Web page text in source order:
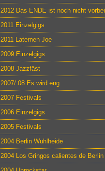
2012 Das ENDE ist noch nicht vorbei
2011 Einzelgigs
2011 Laternen-Joe
2009 Einzelgigs
2008 Jazzfäst
2007/ 08 Es wird eng
2007 Festivals
2006 Einzelgigs
2005 Festivals
2004 Berlin Wuhlheide
2004 Los Gringos calientes de Berlin